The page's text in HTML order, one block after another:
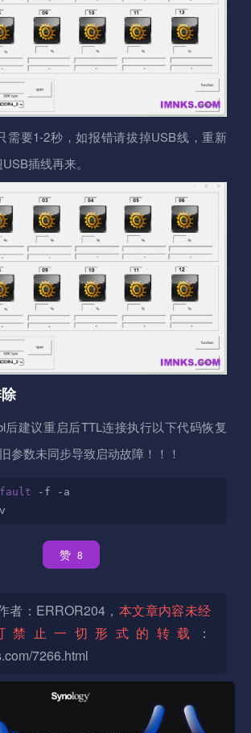
需要1-2秒，如报错请拔掉USB线，重新
插线再来。
后建议重启后TTL连接执行以下代码恢复
参数未同步导致启动故障！！！
赞 8
者：ERROR204， 本文章内容未经
禁止一切形式的转载
：
7266.html